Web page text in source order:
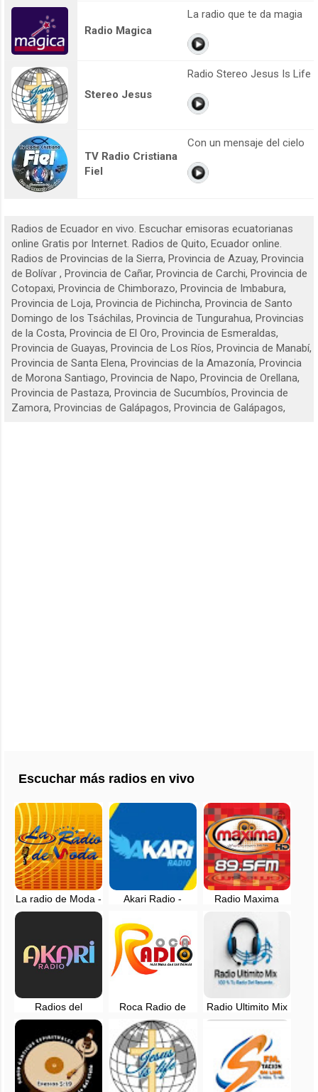
Radio Magica
La radio que te da magia
Stereo Jesus
Radio Stereo Jesus Is Life
TV Radio Cristiana
Fiel
Con un mensaje del cielo
Radios de Ecuador en vivo. Escuchar emisoras ecuatorianas
online Gratis por Internet. Radios de Quito, Ecuador online.
Radios de Provincias de la Sierra, Provincia de Azuay, Provincia
de Bolívar , Provincia de Cañar, Provincia de Carchi, Provincia de
Cotopaxi, Provincia de Chimborazo, Provincia de Imbabura,
Provincia de Loja, Provincia de Pichincha, Provincia de Santo
Domingo de los Tsáchilas, Provincia de Tungurahua, Provincias
de la Costa, Provincia de El Oro, Provincia de Esmeraldas,
Provincia de Guayas, Provincia de Los Ríos, Provincia de Manabí,
Provincia de Santa Elena, Provincias de la Amazonía, Provincia
de Morona Santiago, Provincia de Napo, Provincia de Orellana,
Provincia de Pastaza, Provincia de Sucumbíos, Provincia de
Zamora, Provincias de Galápagos, Provincia de Galápagos,
Escuchar más radios en vivo
La radio de Moda -
Cuenca, Ecuador -
Akari Radio -
Ecuador, en vivo
Radio Maxima
Ecuador, en vivo
Radios del
Ecuador, en vivo -
Quito, Ecuador
Roca Radio de
Ecuador, en vivo
Radio Ultimito Mix
en vivo - Manabi,